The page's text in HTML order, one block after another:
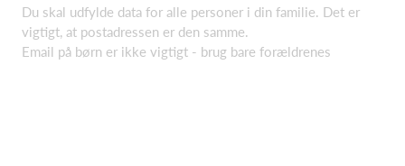
Du skal udfylde data for alle personer i din familie. Det er
vigtigt, at postadressen er den samme.
Email på børn er ikke vigtigt - brug bare forældrenes